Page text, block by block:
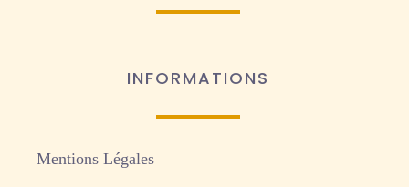
INFORMATIONS
Mentions Légales